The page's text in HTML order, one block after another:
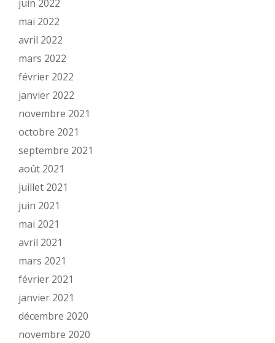
juin 2022
mai 2022
avril 2022
mars 2022
février 2022
janvier 2022
novembre 2021
octobre 2021
septembre 2021
août 2021
juillet 2021
juin 2021
mai 2021
avril 2021
mars 2021
février 2021
janvier 2021
décembre 2020
novembre 2020